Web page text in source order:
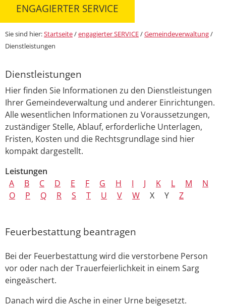
ENGAGIERTER SERVICE
Sie sind hier:Startseite/engagierter SERVICE/Gemeindeverwaltung/
Dienstleistungen
Dienstleistungen
Hier finden Sie Informationen zu den Dienstleistungen
Ihrer Gemeindeverwaltung und anderer Einrichtungen.
Alle wesentlichen Informationen zu Voraussetzungen,
zuständiger Stelle, Ablauf, erforderliche Unterlagen,
Fristen, Kosten und die Rechtsgrundlage sind hier
kompakt dargestellt.
Leistungen
A
B C D E F G H I J K L M
N
O
P Q R S T U V W X Y Z
Feuerbestattung beantragen
Bei der Feuerbestattung wird die verstorbene Person
vor oder nach der Trauerfeierlichkeit in einem Sarg
eingeäschert.
Danach wird die Asche in einer Urne beigesetzt.